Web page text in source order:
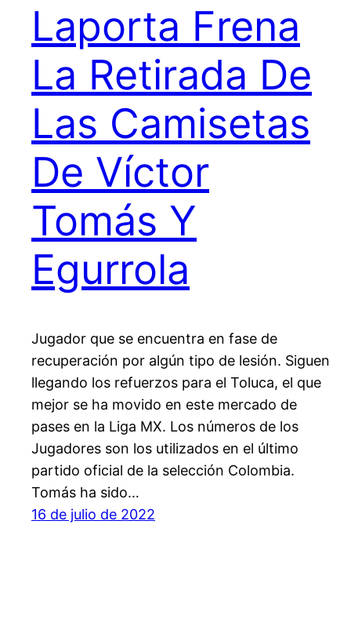
Laporta Frena
La Retirada De
Las Camisetas
De Víctor
Tomás Y
Egurrola
Jugador que se encuentra en fase de
recuperación por algún tipo de lesión. Siguen
llegando los refuerzos para el Toluca, el que
mejor se ha movido en este mercado de
pases en la Liga MX. Los números de los
Jugadores son los utilizados en el último
partido oficial de la selección Colombia.
Tomás ha sido…
16 de julio de 2022